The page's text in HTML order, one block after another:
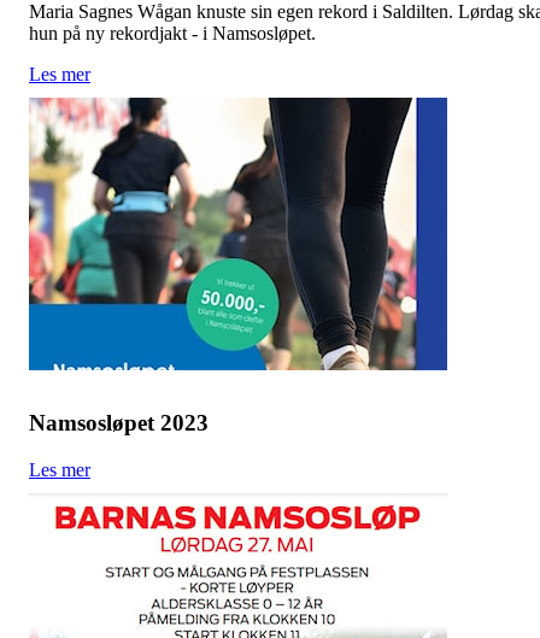
Maria Sagnes Wågan knuste sin egen rekord i Saldilten. Lørdag
hun på ny rekordjakt - i Namsosløpet.
Les mer
Namsosløpet 2023
Les mer